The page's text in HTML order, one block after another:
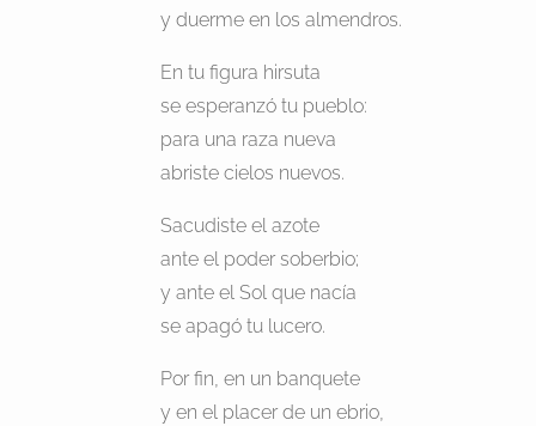
y duerme en los almendros.
En tu figura hirsuta
se esperanzó tu pueblo:
para una raza nueva
abriste cielos nuevos.
Sacudiste el azote
ante el poder soberbio;
y ante el Sol que nacía
se apagó tu lucero.
Por fin, en un banquete
y en el placer de un ebrio,